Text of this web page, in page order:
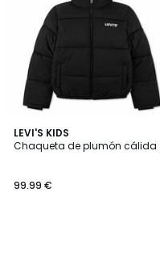
LEVI'S KIDS
Chaqueta de plumón cálida
99.99 €